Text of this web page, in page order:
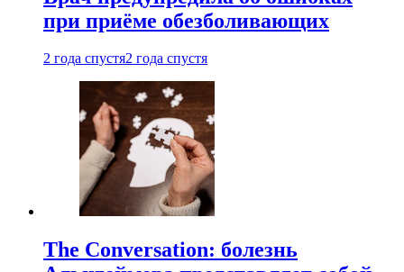
при приëме обезболивающих
2 года спустя2 года спустя
The Conversation: болезнь